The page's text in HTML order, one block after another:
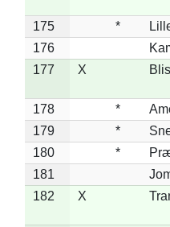
175 *
176
177
X
178 *
179
*
180
*
181
182
X